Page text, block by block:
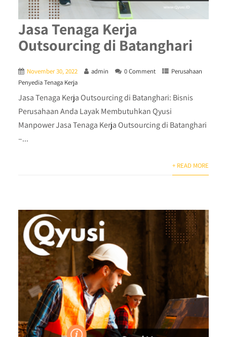
Jasa Tenaga Kerja
Outsourcing di Batanghari
November 30, 2022 admin 0 Comment
Perusahaan
Penyedia Tenaga Kerja
Jasa Tenaga Kerja Outsourcing di Batanghari: Bisnis
Perusahaan Anda Layak Membutuhkan Qyusi
Manpower Jasa Tenaga Kerja Outsourcing di Batanghari
–...
+ READ MORE